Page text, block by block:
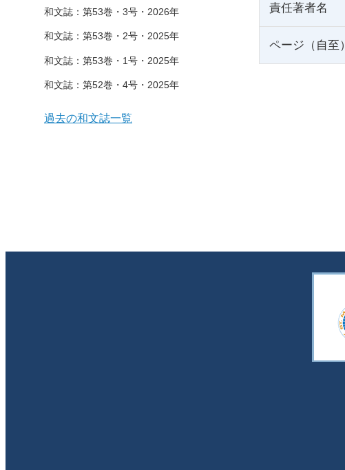
責任著者名
ページ（自至）
和文誌：第53巻・3号・2026年
和文誌：第53巻・2号・2025年
和文誌：第53巻・1号・2025年
和文誌：第52巻・4号・2025年
過去の和文誌一覧